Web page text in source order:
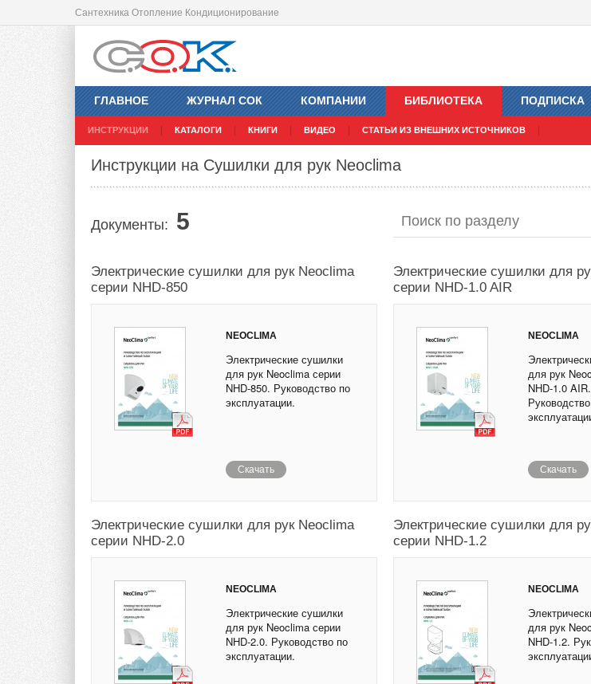
Сантехника Отопление Кондиционирование
ГЛАВНОЕ ЖУРНАЛ СОК КОМПАНИИ БИБЛИОТЕКА
ИНСТРУКЦИИ КАТАЛОГИ КНИГИ ВИДЕО СТАТЬИ ИЗ ВНЕШНИХ ИСТОЧНИКОВ
ПОДПИСКА
Инструкции на Сушилки для рук Neoclima
Документы: 5
Электрические сушилки для рук Neoclima
серии NHD-850
NEOCLIMA
Электрические сушилки
для рук Neoclima серии
NHD-850. Руководство по
эксплуатации.
Скачать
Электрические сушилки для
серии NHD-1.0 AIR
NEOCLIMA
для рук
NHD-1.0 AIR.
Скачать
Электрические сушилки для рук Neoclima
серии NHD-2.0
NEOCLIMA
Электрические сушилки
для рук Neoclima серии
NHD-2.0. Руководство по
эксплуатации.
Электрические сушилки для
серии NHD-1.2
NEOCLIMA
для рук
NHD-1.2.